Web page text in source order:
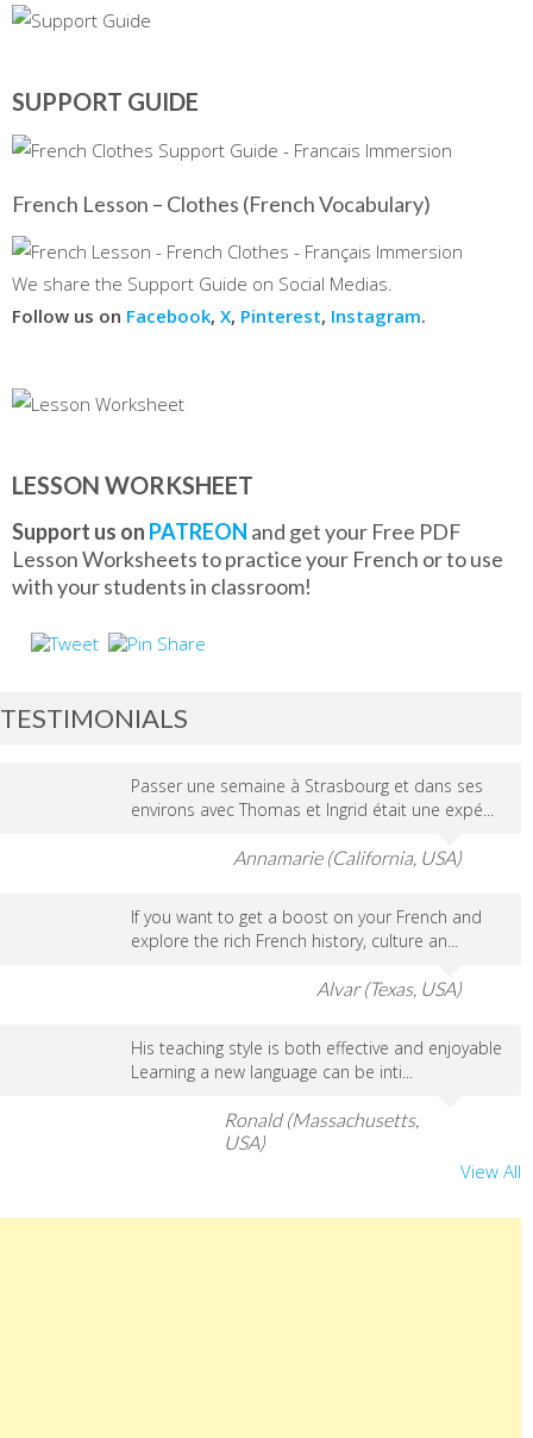
SUPPORT GUIDE
French Lesson – Clothes (French Vocabulary)
We share the Support Guide on Social Medias.
Follow us on Facebook, X, Pinterest, Instagram.
LESSON WORKSHEET
Support us on PATREON and get your Free PDF
Lesson Worksheets to practice your French or to use
with your students in classroom!
TESTIMONIALS
Passer une semaine à Strasbourg et dans ses
environs avec Thomas et Ingrid était une expé...
Annamarie (California, USA)
If you want to get a boost on your French and
explore the rich French history, culture an...
Alvar (Texas, USA)
His teaching style is both effective and enjoyable
Learning a new language can be inti...
Ronald (Massachusetts,
USA)
View All